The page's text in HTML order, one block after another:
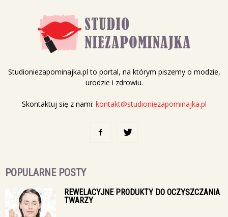
Studioniezapominajka.pl to portal, na którym piszemy o modzie,
urodzie i zdrowiu.
Skontaktuj się z nami: kontakt@studioniezapominajka.pl
POPULARNE POSTY
REWELACYJNE PRODUKTY DO OCZYSZCZANIA
TWARZY